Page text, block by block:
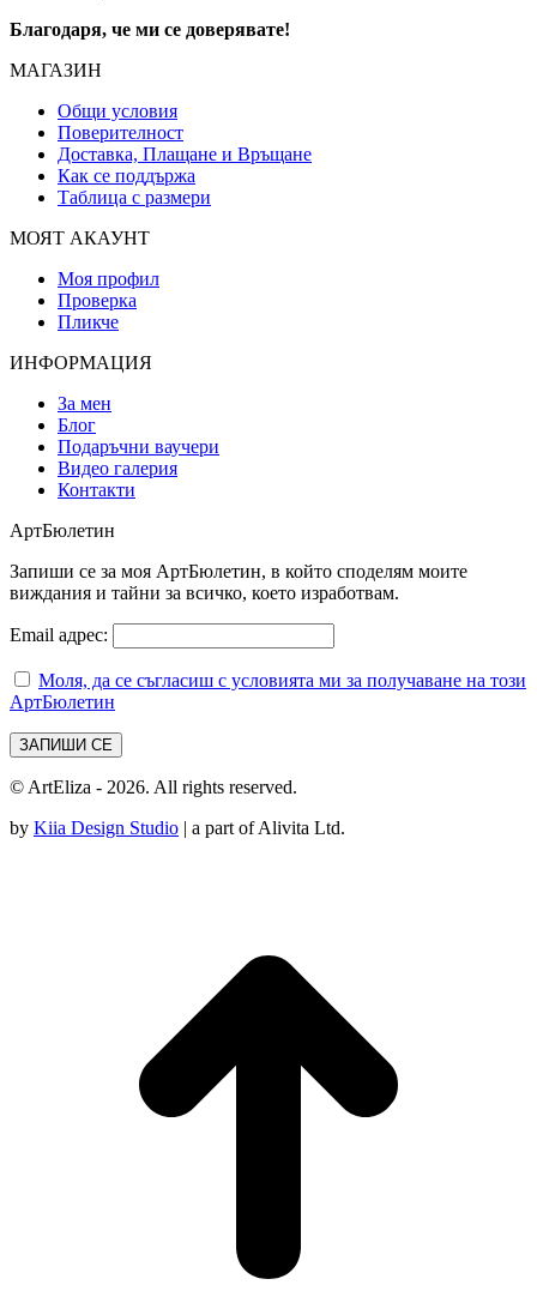
Благодаря, че ми се доверявате!
МАГАЗИН
Общи условия
Поверителност
Доставка, Плащане и Връщане
Как се поддържа
Таблица с размери
МОЯТ АКАУНТ
Моя профил
Проверка
Пликче
ИНФОРМАЦИЯ
За мен
Блог
Подаръчни ваучери
Видео галерия
Контакти
АртБюлетин
Запиши се за моя АртБюлетин, в който споделям моите
виждания и тайни за всичко, което изработвам.
Email адрес:
Моля, да се съгласиш с условията ми за получаване на този
АртБюлетин
© ArtEliza - 2026. All rights reserved.
by Kiia Design Studio | a part of Alivita Ltd.